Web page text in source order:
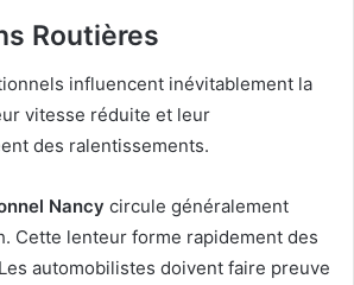
Routières
influencent inévitablement la
vitesse réduite et leur
des ralentissements.
Nancy circule généralement
Cette lenteur forme rapidement des
automobilistes doivent faire preuve